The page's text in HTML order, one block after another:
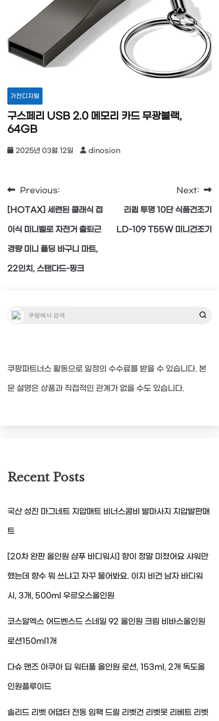
가전디지털
구스페리 USB 2.0 메모리 카드 무광블랙,
64GB
2025년 03월 12일 dinosion
글
탐
색
Previous:
[HOTAX] 세련된 클래식 접
이식 미니벨로 자전거 출퇴근
경량 미니 폴딩 바구니 마트,
22인치, 스탠다드-핑크
Next:
리큅 투명 10단 식품건조기
LD-109 T55W 미니건조기
쿠팡파트너스 활동으로 일정의 수수료를 받을 수 있습니다. 본
문 설명은 상품과 직접적인 관계가 없을 수도 있습니다.
Recent Posts
국산 성진 마그네트 지압매트 비너스콤비 발마사지 지압발판매
트
[20차 완판 올인원 샴푸 바디워시] 향이 정말 미쳤어요 샤워만
했는데 향수 뭐 쓰냐고 자꾸 물어봐요. 이지 비건 남자 바디워
시, 3개, 500ml 우르오스올인원
코스알엑스 어드벤스드 스네일 92 올인원 크림 비바스올인원
로션150ml1개
다슈 맨즈 아쿠아 딥 워터풀 올인원 로션, 153ml, 2개 독도올
인원플루이드
솔리드 리벳 어댑터 전동 임팩 드릴 리벳건 리벳못 리베트 리벳